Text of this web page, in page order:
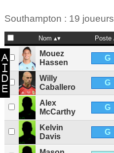
Southampton : 19 joueurs
Nom Poste
Mouez
Hassen
G
Willy
Caballero
G
Alex
McCarthy
G
Kelvin
Davis
G